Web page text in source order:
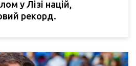
у Лізі націй,
рекорд.